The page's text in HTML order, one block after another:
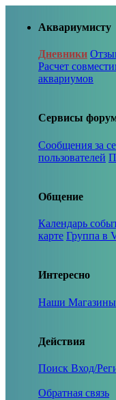
Аквариумисту
Дневники
Расчет
аквариумов
Сервисы
Сообщения за
пользователей
Общение
Календарь
карте Группа в
Интересно
Наши Магазины
Действия
Поиск Вход/
Обратная связь